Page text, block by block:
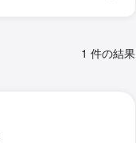
1 件の結果